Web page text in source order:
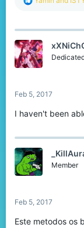
c
i
o
n
Feb 5, 2017
I haven't been
Member
Feb 5, 2017
Este metodos os